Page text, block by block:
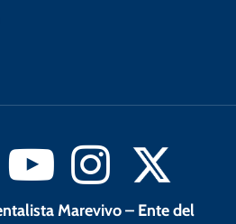
Marevivo – Ente del